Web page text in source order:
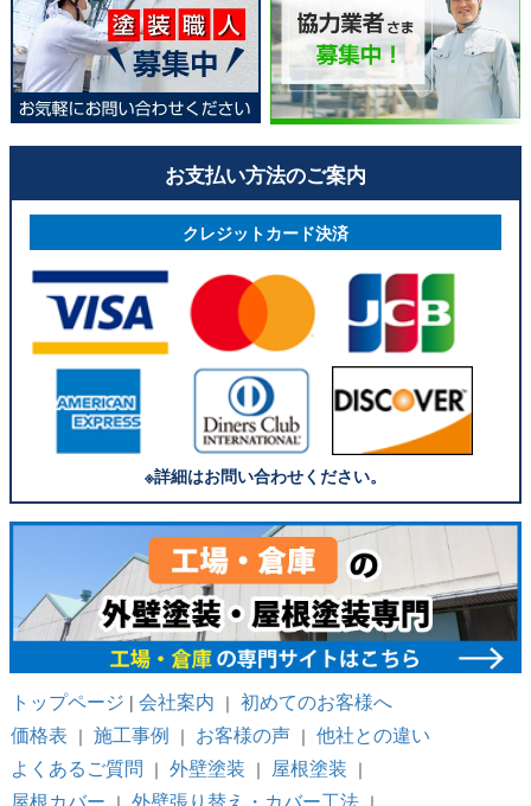
お支払い方法のご案内
クレジットカード決済
※詳細はお問い合わせください。
トップページ | 会社案内 ｜ 初めてのお客様へ
価格表 ｜ 施工事例 ｜ お客様の声｜ 他社との違い
よくあるご質問 ｜ 外壁塗装 ｜ 屋根塗装 ｜